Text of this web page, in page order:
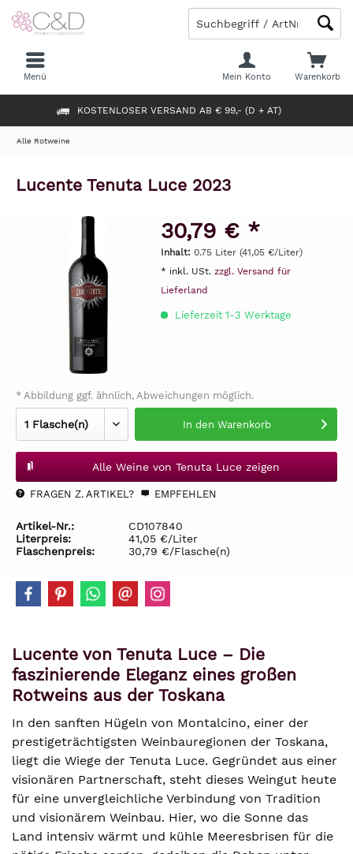
KOSTENLOSER VERSAND AB € 99,- (D + AT)
Warenkorb
Mein Konto
Menü
Alle Rotweine
Lucente Tenuta Luce 2023
30,79 € *
Inhalt: 0.75 Liter (41,05 €/Liter)
* inkl. USt. zzgl. Versand für
Lieferland
Lieferzeit 1-3 Werktage
* Abbildung ggf. ähnlich, Abweichungen möglich.
In den Warenkorb
Alle Weine von Tenuta Luce zeigen
FRAGEN Z. ARTIKEL? EMPFEHLEN
Artikel-Nr.:
CD107840
Literpreis:
41,05 €/Liter
Flaschenpreis:
30,79 €/Flasche(n)
Lucente von Tenuta Luce – Die
faszinierende Eleganz eines großen
Rotweins aus der Toskana
In den sanften Hügeln von Montalcino, einer der
prestigeträchtigsten Weinbauregionen der Toskana,
liegt die Wiege der Tenuta Luce. Gegründet aus einer
visionären Partnerschaft, steht dieses Weingut heute
für eine unvergleichliche Verbindung von Tradition
und visionärem Weinbau. Hier, wo die Sonne das
Land intensiv wärmt und kühle Meeresbrisen für die